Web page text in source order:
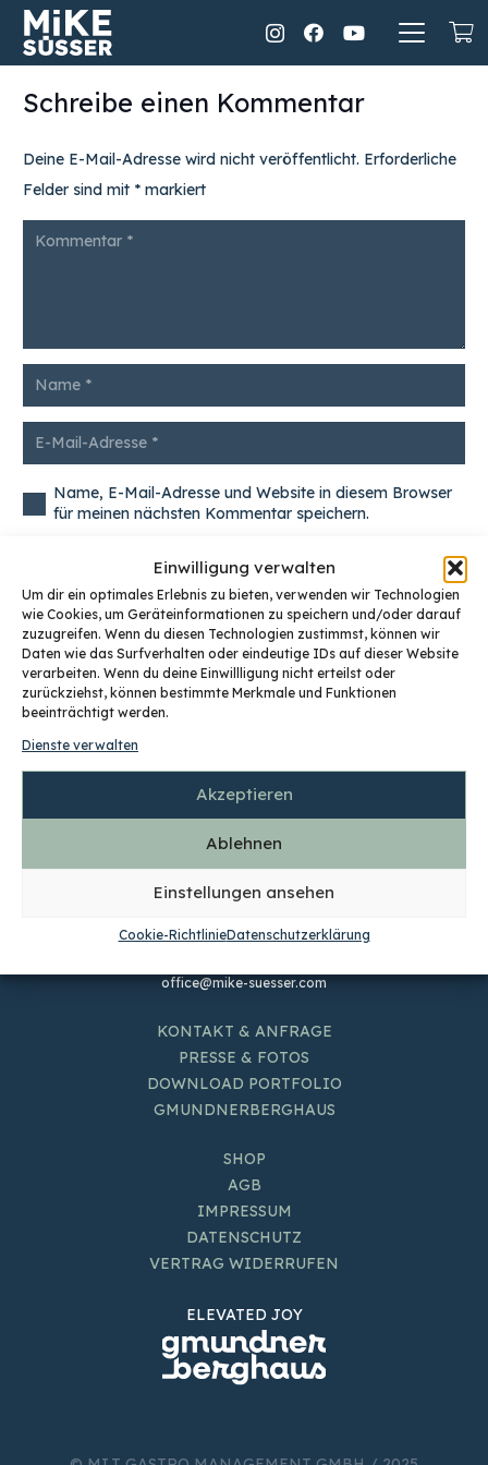
Einwilligung verwalten
Um dir ein optimales Erlebnis zu bieten, verwenden wir Technologien
wie Cookies, um Geräteinformationen zu speichern und/oder darauf
zuzugreifen. Wenn du diesen Technologien zustimmst, können wir
Daten wie das Surfverhalten oder eindeutige IDs auf dieser Website
verarbeiten. Wenn du deine Einwillligung nicht erteilst oder
zurückziehst, können bestimmte Merkmale und Funktionen
beeinträchtigt werden.
Dienste verwalten
Akzeptieren
Ablehnen
Einstellungen ansehen
Cookie-RichtlinieDatenschutzerklärung
Schreibe einen Kommentar
Deine E-Mail-Adresse wird nicht veröffentlicht. Erforderliche
Felder sind mit * markiert
Name, E-Mail-Adresse und Website in diesem Browser
für meinen nächsten Kommentar speichern.
Kommentar abschicken
GETSOCIAL
Bundesstraße 31, 4817 St. Konrad
office@mike-suesser.com
KONTAKT & ANFRAGE
PRESSE & FOTOS
DOWNLOAD PORTFOLIO
GMUNDNERBERGHAUS
SHOP
AGB
IMPRESSUM
DATENSCHUTZ
VERTRAG WIDERRUFEN
ELEVATED JOY